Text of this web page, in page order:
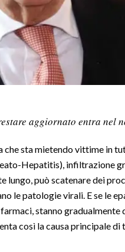
aggiornato entra nel
che sta mietendo vittime in
Hepatitis), infiltrazione
lungo, può scatenare dei
le patologie virali. E se le
stanno gradualmente
così la causa principale